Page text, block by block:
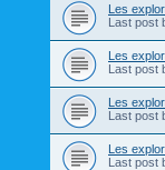
Les
Last post
Les
Last post
Les
Last post
Les
Last post